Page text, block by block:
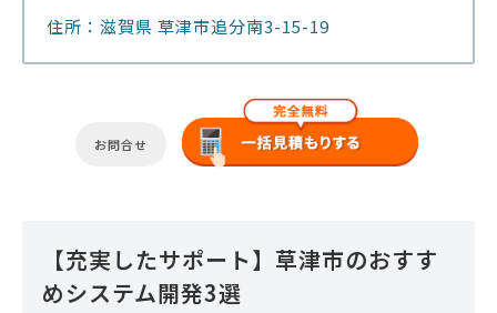
住所：滋賀県 草津市追分南3-15-19
お問合せ
【充実したサポート】草津市のおすす
めシステム開発3選